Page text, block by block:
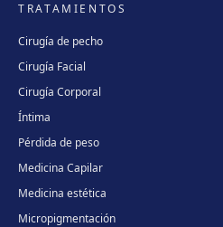
TRATAMIENTOS
Cirugía de pecho
Cirugía Facial
Cirugía Corporal
Íntima
Pérdida de peso
Medicina Capilar
Medicina estética
Micropigmentación